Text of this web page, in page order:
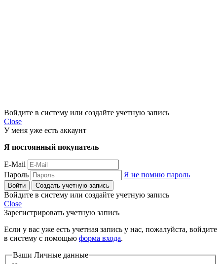
Войдите в систему или создайте учетную запись
Close
У меня уже есть аккаунт
Я постоянный покупатель
E-Mail
Пароль
Я не помню пароль
Войти Создать учетную запись
Войдите в систему или создайте учетную запись
Close
Зарегистрировать учетную запись
Если у вас уже есть учетная запись у нас, пожалуйста, войдите
в систему с помощью форма входа.
Ваши Личные данные